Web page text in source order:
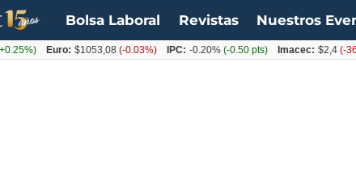
Bolsa Laboral Revistas Nuestros
Euro: $1053,08(-0.03%) IPC: -0.20%(-0.50 pts) Imacec: $2,4(-366.67%)